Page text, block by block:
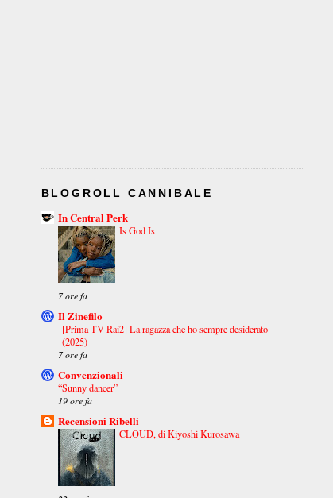
BLOGROLL CANNIBALE
In Central Perk
Is God Is
7 ore fa
Il Zinefilo
[Prima TV Rai2] La ragazza che ho sempre desiderato
(2025)
7 ore fa
Convenzionali
“Sunny dancer”
19 ore fa
Recensioni Ribelli
CLOUD, di Kiyoshi Kurosawa